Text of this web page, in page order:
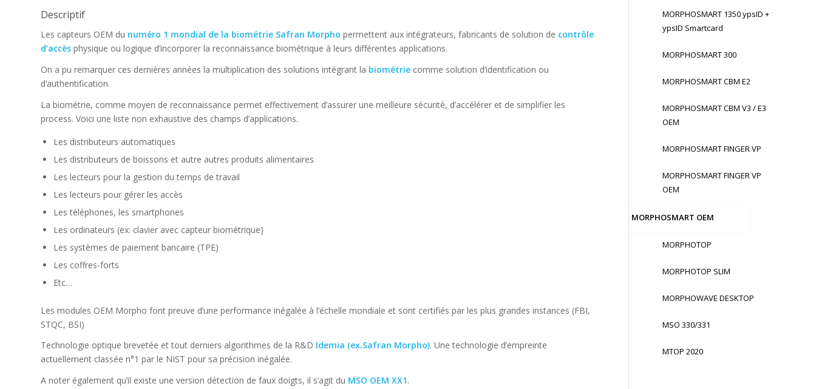
Descriptif
Les capteurs OEM du numéro 1 mondial de la biométrie Safran Morpho permettent aux intégrateurs, fabricants de solution de contrôle
d’accès physique ou logique d’incorporer la reconnaissance biométrique à leurs différentes applications.
On a pu remarquer ces dernières années la multiplication des solutions intégrant la biométrie comme solution d’identification ou
d’authentification.
La biométrie, comme moyen de reconnaissance permet effectivement d’assurer une meilleure sécurité, d’accélérer et de simplifier les
process. Voici une liste non exhaustive des champs d’applications.
Les distributeurs automatiques
Les distributeurs de boissons et autre autres produits alimentaires
Les lecteurs pour la gestion du temps de travail
Les lecteurs pour gérer les accès
Les téléphones, les smartphones
Les ordinateurs (ex: clavier avec capteur biométrique)
Les systèmes de paiement bancaire (TPE)
Les coffres-forts
Etc…
Les modules OEM Morpho font preuve d’une performance inégalée à l’échelle mondiale et sont certifiés par les plus grandes instances (FBI,
STQC, BSI)
Technologie optique brevetée et tout derniers algorithmes de la R&D Idemia (ex.Safran Morpho). Une technologie d’empreinte
actuellement classée n°1 par le NIST pour sa précision inégalée.
A noter également qu’il existe une version détection de faux doigts, il s’agit du MSO OEM XX1.
MORPHOSMART 1350 ypsID +
ypsID Smartcard
MORPHOSMART 300
MORPHOSMART CBM E2
MORPHOSMART CBM V3 / E3
OEM
MORPHOSMART FINGER VP
MORPHOSMART FINGER VP
OEM
MORPHOSMART OEM
MORPHOTOP
MORPHOTOP SLIM
MORPHOWAVE DESKTOP
MSO 330/331
MTOP 2020